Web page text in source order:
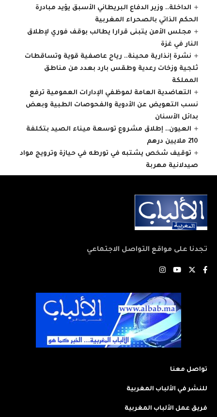
الداخلة.. وزير الدفاع البريطاني الأسبق يؤيد مبادرة
الحكم الذاتي بالصحراء المغربية
مجلس الأمن يتبنى قرارا يطالب بوقف فوري لإطلاق
النار في غزة
نشرة إنذارية محينة.. رياح عاصفية قوية وتساقطات
ثلجية وزخات رعدية وطقس بارد بعدد من مناطق
المملكة
التعاضدية العامة لموظفي الإدارات العمومية ترفع
نسب التعويض عن الأدوية والفحوصات الطبية وبعض
بدائل الأسنان
العيون.. إطلاق مشروع توسعة ميناء الصيد بتكلفة
210 ملايين درهم
توقيف شخص يشتبه في تورطه في حيازة وترويج مواد
صيدلانية مهربة
تجدنا على مواقع التواصل الاجتماعي
تواصل معنا
للنشر في الألباب المغربية
فريق عمل الألباب المغربية